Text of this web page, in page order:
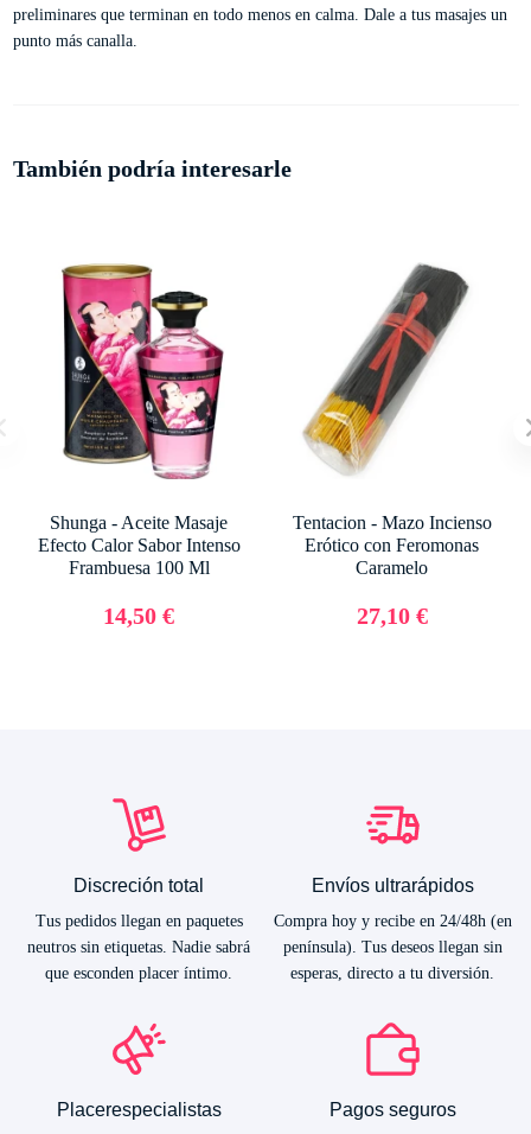
preliminares que terminan en todo menos en calma. Dale a tus masajes un
punto más canalla.
También podría interesarle
Shunga - Aceite Masaje
Efecto Calor Sabor Intenso
Frambuesa 100 Ml
14,50 €
Tentacion - Mazo Incienso
Erótico con Feromonas
Caramelo
27,10 €
Discreción total
Tus pedidos llegan en paquetes
neutros sin etiquetas. Nadie sabrá
que esconden placer íntimo.
Envíos ultrarápidos
Compra hoy y recibe en 24/48h (en
península). Tus deseos llegan sin
esperas, directo a tu diversión.
Placerespecialistas Pagos seguros